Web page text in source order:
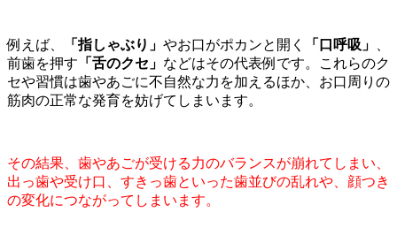
例えば、 「指しゃぶり」 やお口がポカンと開く 「口呼吸」 、
前歯を押す 「舌のクセ」 などはその代表例です。これらのク
セや習慣は歯やあごに不自然な力を加えるほか、お口周りの
筋肉の正常な発育を妨げてしまいます。
その結果、歯やあごが受ける力のバランスが崩れてしまい、
出っ歯や受け口、すきっ歯といった歯並びの乱れや、顔つき
の変化につながってしまいます。